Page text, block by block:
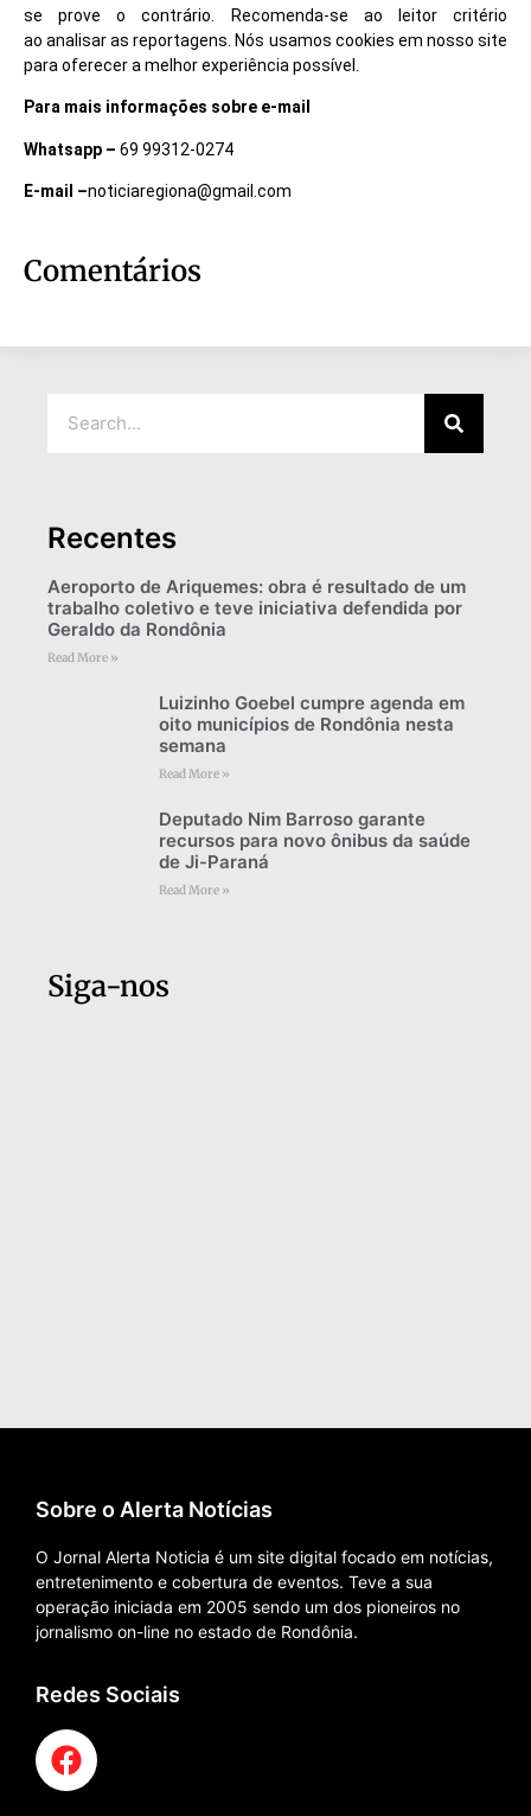
se prove o contrário. Recomenda-se ao leitor critério
ao analisar as reportagens. Nós usamos cookies em nosso site
para oferecer a melhor experiência possível.
Para mais informações sobre e-mail
Whatsapp – 69 99312-0274
E-mail –noticiaregiona@gmail.com
Comentários
Recentes
Aeroporto de Ariquemes: obra é resultado de um
trabalho coletivo e teve iniciativa defendida por
Geraldo da Rondônia
Read More »
Luizinho Goebel cumpre agenda em
oito municípios de Rondônia nesta
semana
Read More »
Deputado Nim Barroso garante
recursos para novo ônibus da saúde
de Ji-Paraná
Read More »
Siga-nos
Sobre o Alerta Notícias
O Jornal Alerta Noticia é um site digital focado em notícias,
entretenimento e cobertura de eventos. Teve a sua
operação iniciada em 2005 sendo um dos pioneiros no
jornalismo on-line no estado de Rondônia.
Redes Sociais